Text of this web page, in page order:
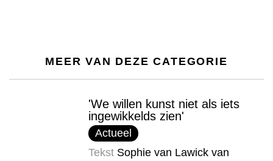
MEER VAN DEZE CATEGORIE
'We willen kunst niet als iets
ingewikkelds zien'
Actueel
Tekst Sophie van Lawick van